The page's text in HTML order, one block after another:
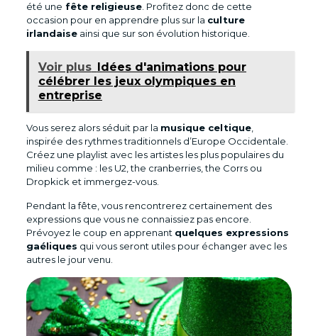
été une fête religieuse. Profitez donc de cette
occasion pour en apprendre plus sur la culture
irlandaiseainsi que sur son évolution historique.
Voir plus
Idées d'animations pour
célébrer les jeux olympiques en
entreprise
Vous serez alors séduit par la musique celtique,
inspirée des rythmes traditionnels d’Europe Occidentale.
Créez une playlist avec les artistes les plus populaires du
milieu comme : les U2, the cranberries, the Corrs ou
Dropkick et immergez-vous.
Pendant la fête, vous rencontrerez certainement des
expressions que vous ne connaissiez pas encore.
Prévoyez le coup en apprenant quelques expressions
gaéliques qui vous seront utiles pour échanger avec les
autres le jour venu.